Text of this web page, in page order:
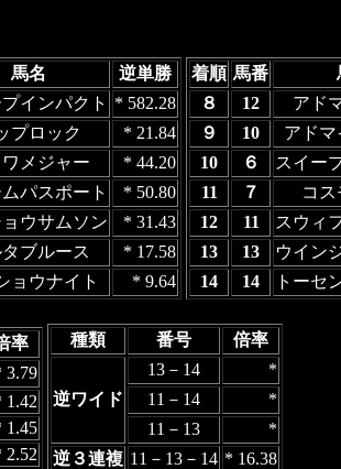
馬名
逆単勝
インパクト
* 582.28
プロック
* 21.84
メジャー
* 44.20
ムパスポート
* 50.80
ョウサムソン
* 31.43
ブルース
* 17.58
ョウナイト * 9.64
着順 馬番
８
12
アド
９
10
アド
10
６
スイー
11
７
コ
12
11
スウィ
13
13
ウイン
14
14 トーセ
率
3.79
1.42
1.45
2.52
種類 番号 倍率
逆ワイド
13－14
*
11－14
*
11－13
*
逆３連複 11－13－14 * 16.38